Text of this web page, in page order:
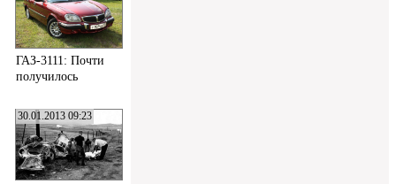
ГАЗ-3111: Почти
получилось
30.01.2013 09:23